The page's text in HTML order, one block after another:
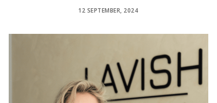
POSTED
12 SEPTEMBER, 2024